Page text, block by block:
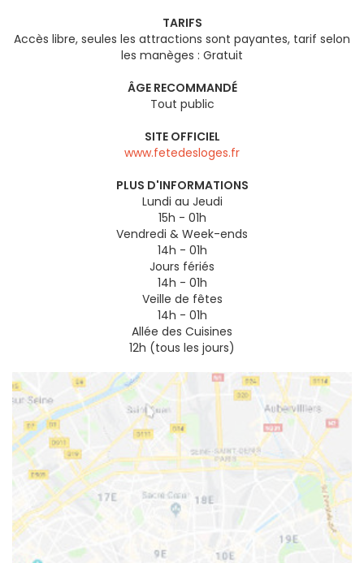
TARIFS
Accès libre, seules les attractions sont payantes, tarif selon
les manèges : Gratuit
ÂGE RECOMMANDÉ
Tout public
SITE OFFICIEL
www.fetedesloges.fr
PLUS D'INFORMATIONS
Lundi au Jeudi
15h - 01h
Vendredi & Week-ends
14h - 01h
Jours fériés
14h - 01h
Veille de fêtes
14h - 01h
Allée des Cuisines
12h (tous les jours)